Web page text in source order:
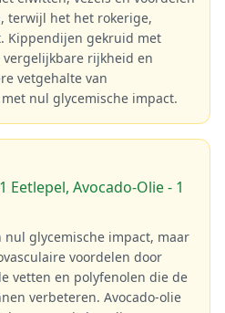
terwijl het het rokerige,
Kippendijen gekruid met
rijkheid en
vetgehalte van
nul glycemische impact.
Eetlepel, Avocado-Olie - 1
glycemische impact, maar
voordelen door
vetten en polyfenolen die de
verbeteren. Avocado-olie